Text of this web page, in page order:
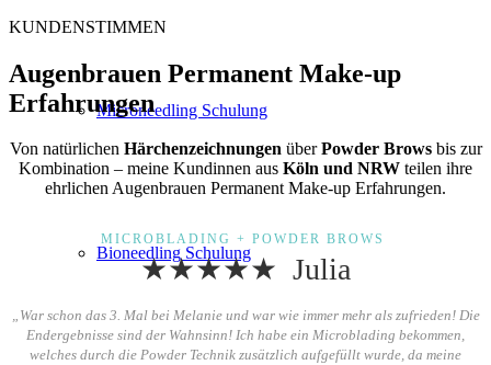
Microneedling Schulung
Bioneedling Schulung
KUNDENSTIMMEN
Augenbrauen Permanent Make-up
Erfahrungen
Von natürlichen HärchenzeichnungenüberPowder Browsbis zur
Kombination – meine Kundinnen aus Köln und NRW teilen ihre
ehrlichen Augenbrauen Permanent Make-up Erfahrungen.
MICROBLADING + POWDER BROWS
★★★★★ Julia
„War schon das 3. Mal bei Melanie und war wie immer mehr als zufrieden! Die
Endergebnisse sind der Wahnsinn! Ich habe ein Microblading bekommen,
welches durch die Powder Technik zusätzlich aufgefüllt wurde, da meine